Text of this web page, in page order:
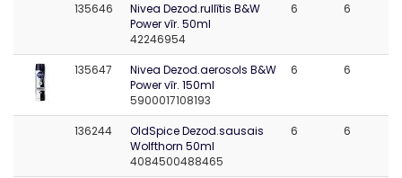
135646
Nivea Dezod.rullītis B&W
Power vīr. 50ml
42246954
6 6
135647
Nivea Dezod.aerosols B&W
Power vīr. 150ml
5900017108193
6 6
136244
OldSpice Dezod.sausais
Wolfthorn 50ml
4084500488465
6 6